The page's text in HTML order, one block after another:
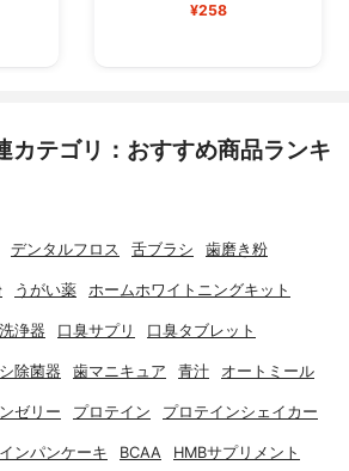
¥258
カテゴリ：おすすめ商品ランキ
デンタルフロス 舌ブラシ 歯磨き粉
うがい薬 ホームホワイトニングキット
浄器 口臭サプリ 口臭タブレット
除菌器 歯マニキュア 青汁 オートミール
ゼリー プロテイン プロテインシェイカー
ンパンケーキ BCAA HMBサプリメント